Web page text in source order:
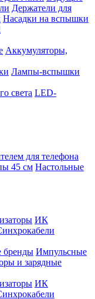
Держатели для
Насадки на вспышки
Аккумуляторы,
Лампы-вспышки
света LED-
для телефона
45 см Настольные
ИК
бренды Импульсные
и зарядные
ИК